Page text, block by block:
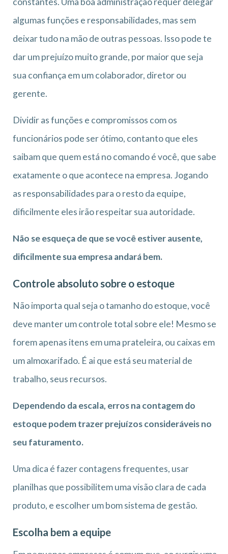
algumas funções e responsabilidades, mas sem
deixar tudo na mão de outras pessoas. Isso pode te
dar um prejuízo muito grande, por maior que seja
sua confiança em um colaborador, diretor ou
gerente.
Dividir as funções e compromissos com os
funcionários pode ser ótimo, contanto que eles
saibam que quem está no comando é você, que sabe
exatamente o que acontece na empresa. Jogando
as responsabilidades para o resto da equipe,
dificilmente eles irão respeitar sua autoridade.
Não se esqueça de que se você estiver ausente,
dificilmente sua empresa andará bem.
Controle absoluto sobre o estoque
Não importa qual seja o tamanho do estoque, você
deve manter um controle total sobre ele! Mesmo se
forem apenas itens em uma prateleira, ou caixas em
um almoxarifado. É ai que está seu material de
trabalho, seus recursos.
Dependendo da escala, erros na contagem do
estoque podem trazer prejuízos consideráveis no
seu faturamento.
Uma dica é fazer contagens frequentes, usar
planilhas que possibilitem uma visão clara de cada
produto, e escolher um bom sistema de gestão.
Escolha bem a equipe